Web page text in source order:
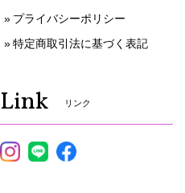
プライバシーポリシー
特定商取引法に基づく表記
Link リンク